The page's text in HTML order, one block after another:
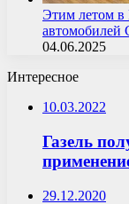
Этим летом в
автомобилей
04.06.2025
Интересное
10.03.2022
Газель
29.12.2020